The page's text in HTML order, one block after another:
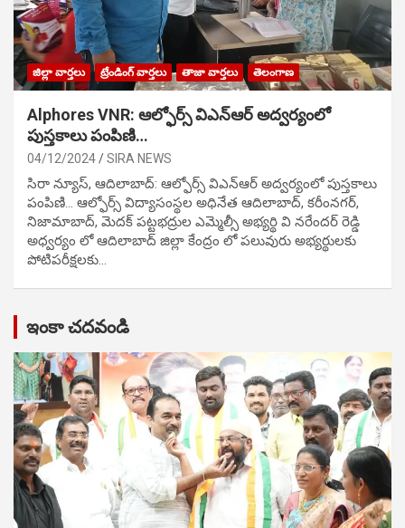
జిల్లా వార్తలు ట్రేండింగ్ వార్తలు తాజా వార్తలు తెలంగాణ
Alphores VNR: ఆల్ఫోర్స్ విఎన్ఆర్ అద్వర్యంలో
పుస్తకాలు పంపిణి…
04/12/2024 SIRA NEWS
సిరా న్యూస్, ఆదిలాబాద్: ఆల్ఫోర్స్ విఎన్ఆర్ అద్వర్యంలో పుస్తకాలు
పంపిణి… ఆల్ఫోర్స్ విద్యాసంస్థల అధినేత ఆదిలాబాద్, కరీంనగర్,
నిజామాబాద్, మెదక్ పట్టభద్రుల ఎమ్మెల్సీ అభ్యర్థి వి నరేందర్ రెడ్డి
అధ్వర్యం లో ఆదిలాబాద్ జిల్లా కేంద్రం లో పలువురు అభ్యర్థులకు
పోటిప‌రీక్ష‌ల‌కు…
ఇంకా చదవండి